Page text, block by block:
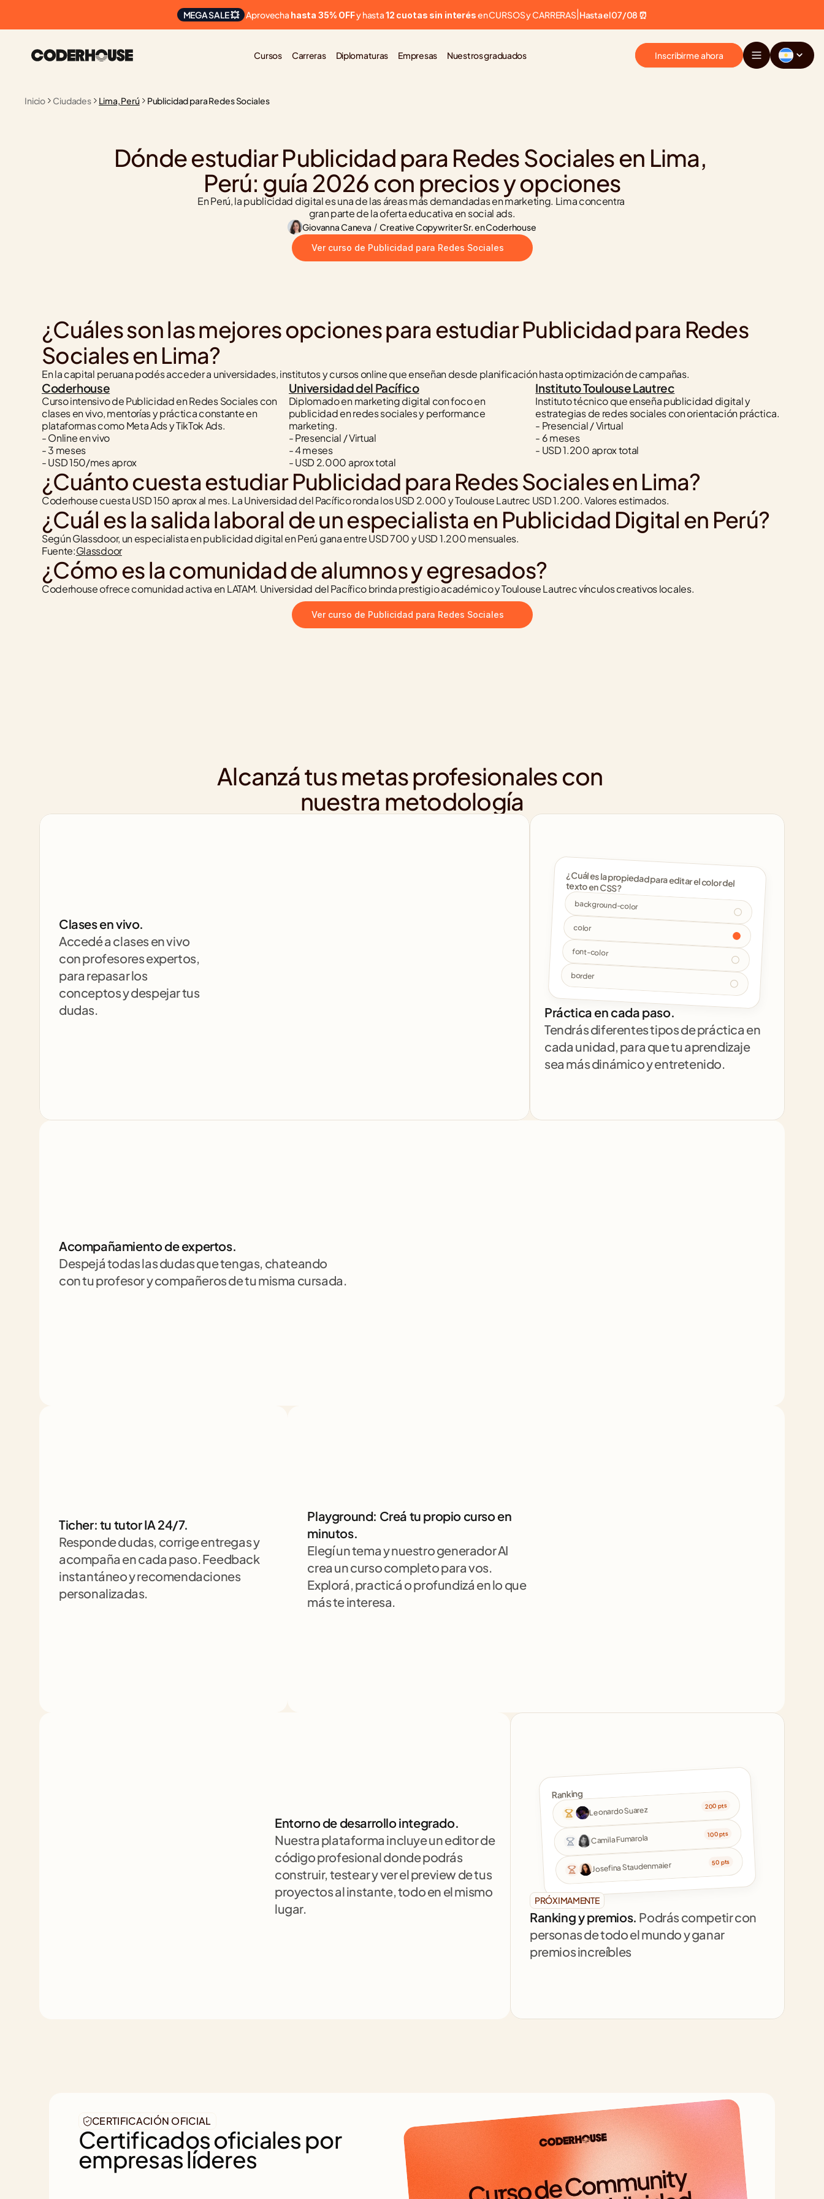
MEGA SALE 💥 Aprovecha hasta 35% OFF y hasta 12 cuotas sin interés en CURSOS y CARRERAS| Hasta el 07/08 ⏰
Cursos Carreras Diplomaturas Empresas Nuestros graduados Inscribirme ahora
Inicio Ciudades Lima, Perú Publicidad para Redes Sociales
Dónde estudiar Publicidad para Redes Sociales en Lima,
Perú: guía 2026 con precios y opciones
En Perú, la publicidad digital es una de las áreas más demandadas en marketing. Lima concentra
gran parte de la oferta educativa en social ads.
Giovanna Caneva / Creative Copywriter Sr. en Coderhouse
Ver curso de Publicidad para Redes Sociales
¿Cuáles son las mejores opciones para estudiar Publicidad para Redes
Sociales en Lima?
En la capital peruana podés acceder a universidades, institutos y cursos online que enseñan desde planificación hasta optimización de campañas.
Coderhouse
Curso intensivo de Publicidad en Redes Sociales con
clases en vivo, mentorías y práctica constante en
plataformas como Meta Ads y TikTok Ads.
- Online en vivo
- 3 meses
- USD 150/mes aprox
Universidad del Pacífico
Diplomado en marketing digital con foco en
publicidad en redes sociales y performance
marketing.
- Presencial / Virtual
- 4 meses
- USD 2.000 aprox total
Instituto Toulouse Lautrec
Instituto técnico que enseña publicidad digital y
estrategias de redes sociales con orientación práctica.
- Presencial / Virtual
- 6 meses
- USD 1.200 aprox total
¿Cuánto cuesta estudiar Publicidad para Redes Sociales en Lima?
Coderhouse cuesta USD 150 aprox al mes. La Universidad del Pacífico ronda los USD 2.000 y Toulouse Lautrec USD 1.200. Valores estimados.
¿Cuál es la salida laboral de un especialista en Publicidad Digital en Perú?
Según Glassdoor, un especialista en publicidad digital en Perú gana entre USD 700 y USD 1.200 mensuales.
Fuente:Glassdoor
¿Cómo es la comunidad de alumnos y egresados?
Coderhouse ofrece comunidad activa en LATAM. Universidad del Pacífico brinda prestigio académico y Toulouse Lautrec vínculos creativos locales.
Ver curso de Publicidad para Redes Sociales
Alcanzá tus metas profesionales con
nuestra metodología
Clases en vivo.
Accedé a clases en vivo
con profesores expertos,
para repasar los
conceptos y despejar tus
dudas.
texto en CSS?
background-color
color
font-color
border
Práctica en cada paso.
Tendrás diferentes tipos de práctica en
cada unidad, para que tu aprendizaje
sea más dinámico y entretenido.
Acompañamiento de expertos.
Despejá todas las dudas que tengas, chateando
con tu profesor y compañeros de tu misma cursada.
Ticher: tu tutor IA 24/7.
Responde dudas, corrige entregas y
acompaña en cada paso. Feedback
instantáneo y recomendaciones
personalizadas.
Playground: Creá tu propio curso en
minutos.
Elegí un tema y nuestro generador AI
crea un curso completo para vos.
Explorá, practicá o profundizá en lo que
más te interesa.
Entorno de desarrollo integrado.
Nuestra plataforma incluye un editor de
código profesional donde podrás
construir, testear y ver el preview de tus
proyectos al instante, todo en el mismo
lugar.
Ranking
Leonardo Suarez 200 pts
Camila Fumarola 100 pts
Josefina Staudenmaier 50 pts
PRÓXIMAMENTE
Ranking y premios. Podrás competir con
personas de todo el mundo y ganar
premios increíbles
CERTIFICACIÓN OFICIAL
Certificados oficiales por
empresas líderes